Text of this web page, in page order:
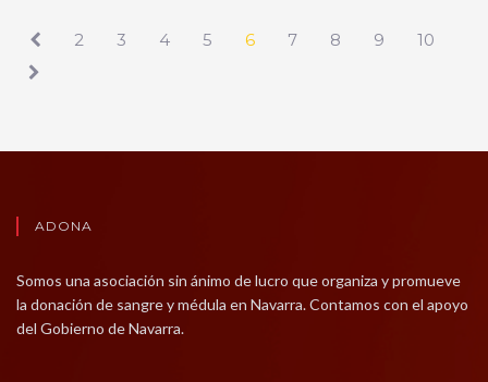
2 3 4 5 6 7 8 9 10
ADONA
Somos una asociación sin ánimo de lucro que organiza y promueve
la donación de sangre y médula en Navarra. Contamos con el apoyo
del Gobierno de Navarra.